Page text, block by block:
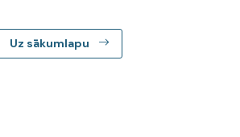
Uz sākumlapu